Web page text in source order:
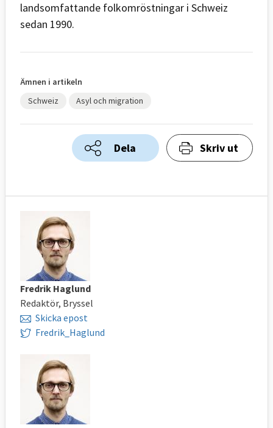
landsomfattande folkomröstningar i Schweiz
sedan 1990.
Ämnen i artikeln
Schweiz
Asyl och migration
Dela Skriv ut
Fredrik Haglund
Redaktör, Bryssel
Skicka epost
Fredrik_Haglund